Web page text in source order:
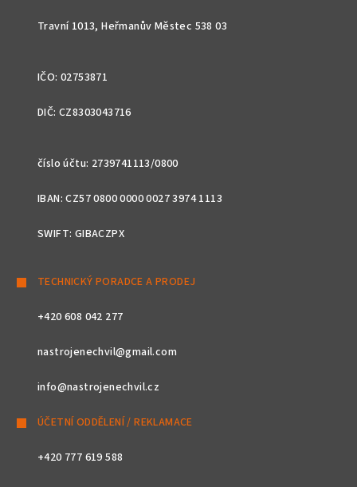
Travní 1013, Heřmanův Městec 538 03
IČO: 02753871
DIČ: CZ8303043716
číslo účtu: 2739741113/0800
IBAN: CZ57 0800 0000 0027 3974 1113
SWIFT: GIBACZPX
TECHNICKÝ PORADCE A PRODEJ
+420 608 042 277
nastrojenechvil@gmail.com
info@nastrojenechvil.cz
ÚČETNÍ ODDĚLENÍ / REKLAMACE
+420 777 619 588